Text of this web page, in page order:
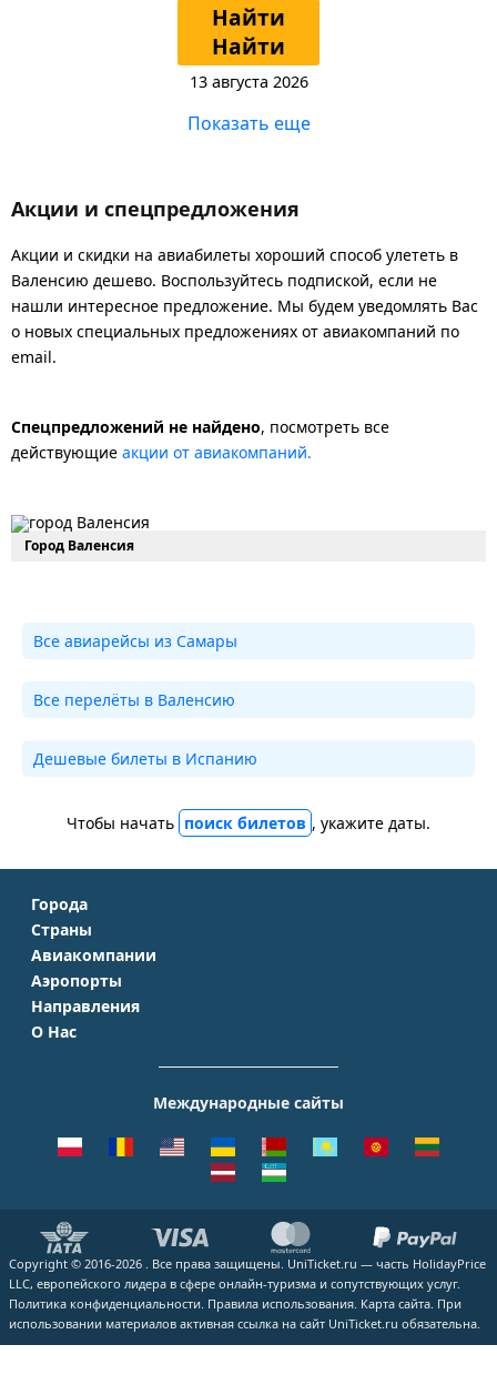
Найти
Найти
13 августа 2026
Показать еще
Акции и спецпредложения
Акции и скидки на авиабилеты хороший способ улететь в
Валенсию дешево. Воспользуйтесь подпиской, если не
нашли интересное предложение. Мы будем уведомлять Вас
о новых специальных предложениях от авиакомпаний по
email.
Спецпредложений не найдено, посмотреть все
действующие акции от авиакомпаний.
Город Валенсия
Все авиарейсы из Самары
Все перелёты в Валенсию
Дешевые билеты в Испанию
Чтобы начать поиск билетов , укажите даты.
Города
Москва
Санкт-Петербург
Симферополь
Краснодар
Казань
Страны
Крым
Турция
Таиланд
Чехия
Авиакомпании
Аэрофлот
S7 Airlines
Emirates
ВСЕ АВИАКОМПАНИИ
Аэропорты
Домодедово
Шереметьево
Кольцово
Курумоч
ВСЕ АЭРОПОРТЫ
Направления
Москва - Сочи
Москва - Симферополь
Москва - Ереван
Москва - Калининград
Москва - Екатеринбург
Москва - Махачкала
ВСЕ НАПРАВЛЕНИЯ
О Нас
Помощь
Вакансии
Блог
Как купить билет
Международные сайты
Copyright © 2016-2026 . Все права защищены. UniTicket.ru — часть HolidayPrice
LLC, европейского лидера в сфере онлайн-туризма и сопутствующих услуг.
Политика конфиденциальности. Правила использования. Карта сайта. При
использовании материалов активная ссылка на сайт UniTicket.ru обязательна.